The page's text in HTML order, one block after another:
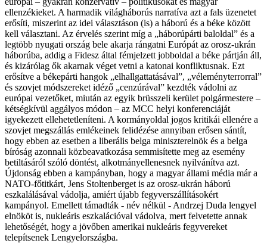
ellenzékieket. A harmadik világháborús narratíva azt a fals üzenetet
erősíti, miszerint az idei választáson (is) a háború és a béke között
kell választani. Az érvelés szerint míg a „háborúpárti baloldal” és a
legtöbb nyugati ország bele akarja rángatni Európát az orosz-ukrán
háborúba, addig a Fidesz által fémjelzett jobboldal a béke pártján áll,
és kizárólag ők akarnak véget vetni a katonai konfliktusnak. Ezt
erősítve a békepárti hangok „elhallgattatásával”, „véleményterrorral”
és szovjet módszereket idéző „cenzúrával” kezdték vádolni az
európai vezetőket, miután az egyik brüsszeli kerület polgármestere –
kétségkívül aggályos módon – az MCC helyi konferenciáját
igyekezett ellehetetleníteni. A kormányoldal jogos kritikái ellenére a
szovjet megszállás emlékeinek felidézése annyiban erősen sántít,
hogy ebben az esetben a liberális belga miniszterelnök és a belga
bíróság azonnali közbeavatkozása semmisítette meg az esemény
betiltásáról szóló döntést, alkotmányellenesnek nyilvánítva azt.
Újdonság ebben a kampányban, hogy a magyar állami média már a
NATO-főtitkárt, Jens Stoltenberget is az orosz-ukrán háború
eszkalálásával vádolja, amiért újabb fegyverszállításokért
kampányol. Emellett támadták - név nélkül - Andrzej Duda lengyel
elnököt is, nukleáris eszkalációval vádolva, mert felvetette annak
lehetőségét, hogy a jövőben amerikai nukleáris fegyvereket
telepítsenek Lengyelországba.